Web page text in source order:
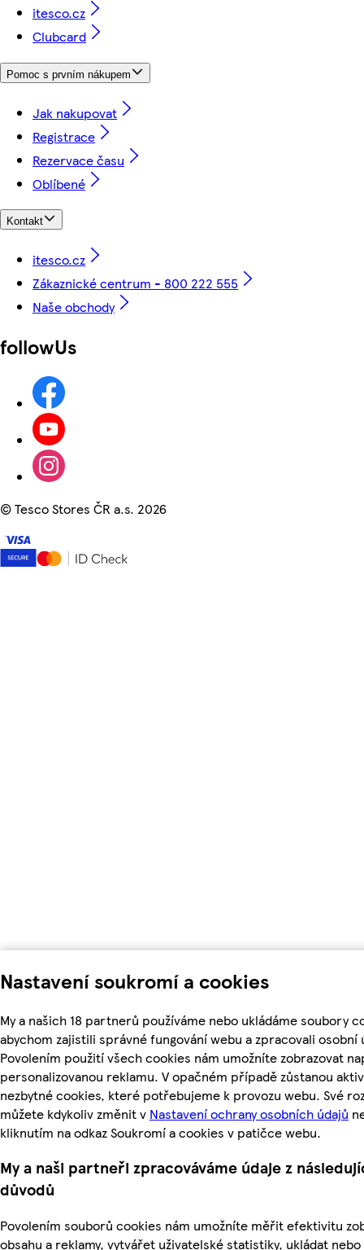
Nastavení soukromí a cookies
My a našich 18 partnerů používáme nebo ukládáme soubory
abychom zajistili správné fungování webu a zpracovali osobní
Povolením použití všech cookies nám umožníte zobrazovat
personalizovanou reklamu. V opačném případě zůstanou
nezbytné cookies, které potřebujeme k provozu webu. Své
můžete kdykoliv změnit v Nastavení ochrany osobních údajů
kliknutím na odkaz Soukromí a cookies v patičce webu.
My a naši partneři zpracováváme údaje z
důvodů
Povolením souborů cookies nám umožníte měřit efektivitu
obsahu a reklamy, vytvářet uživatelské statistiky, ukládat nebo
itesco.cz
Clubcard
Pomoc s prvním nákupem
Jak nakupovat
Registrace
Rezervace času
Oblíbené
Kontakt
itesco.cz
Zákaznické centrum - 800 222 555
Naše obchody
followUs
©Tesco Stores ČR a.s. 2026